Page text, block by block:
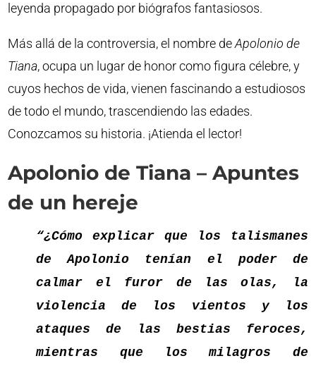
leyenda propagado por biógrafos fantasiosos.
Más allá de la controversia, el nombre deApolonio de
Tiana, ocupa un lugar de honor como figura célebre, y
cuyos hechos de vida, vienen fascinando a estudiosos
de todo el mundo, trascendiendo las edades.
Conozcamos su historia. ¡Atienda el lector!
Apolonio de Tiana – Apuntes
de un hereje
“¿Cómo explicar que los talismanes
de Apolonio tenían el poder de
calmar el furor de las olas, la
violencia de los vientos y los
ataques de las bestias feroces,
mientras que los milagros de